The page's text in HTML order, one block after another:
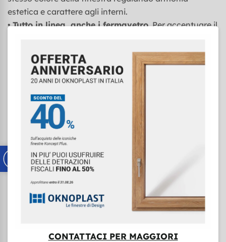
estetica e carattere agli interni.
•Tutto in linea, anche i fermavetro. Per accentuare il
Prestazioni tecniche
Una guarnizione che cambia tutto
Abbiamo aggiunto una terza guarnizione per
aumentare notevolmente l'isolamento termoacustico
ed elevare notevolmente le prestazioni della finestra.
Isolamento di alto livello
Titano può raggiungere livelli di isolamento davvero
impressionanti con un Uw fino a 0.78 W/m2K (con
canalina Swisspacer e all'isolante termico aggiuntivo).
Titano con il suo profilo solido e robusto assicura una
CONTATTACI PER MAGGIORI